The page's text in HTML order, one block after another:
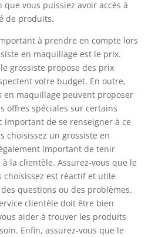
que vous puissiez avoir accès à
de produits.
à prendre en compte lors
en maquillage est le prix.
grossiste propose des prix
votre budget. En outre,
en maquillage peuvent proposer
offres spéciales sur certains
important de se renseigner à ce
choisissez un grossiste en
important de tenir
la clientèle. Assurez-vous que le
choisissez est réactif et utile
questions ou des problèmes.
clientèle doit être bien
aider à trouver les produits
Enfin, assurez-vous que le